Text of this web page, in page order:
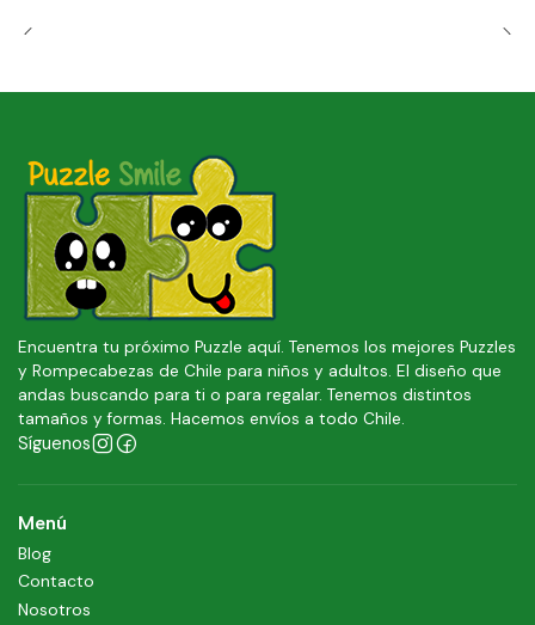
Encuentra tu próximo Puzzle aquí. Tenemos los mejores Puzzles
y Rompecabezas de Chile para niños y adultos. El diseño que
andas buscando para ti o para regalar. Tenemos distintos
tamaños y formas. Hacemos envíos a todo Chile.
Síguenos
Menú
Blog
Contacto
Nosotros